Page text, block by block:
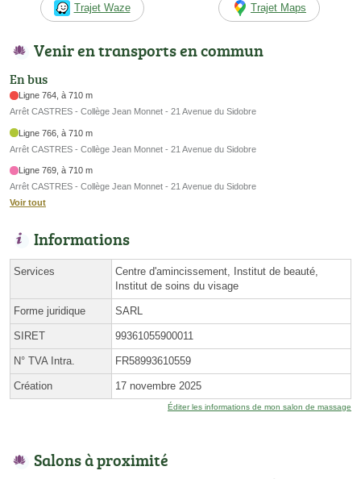
Trajet Waze Trajet Maps
Venir en transports en commun
En bus
Ligne 764, à 710 m
Arrêt CASTRES - Collège Jean Monnet - 21 Avenue du Sidobre
Ligne 766, à 710 m
Arrêt CASTRES - Collège Jean Monnet - 21 Avenue du Sidobre
Ligne 769, à 710 m
Arrêt CASTRES - Collège Jean Monnet - 21 Avenue du Sidobre
Voir tout
Informations
Services
Centre d'amincissement, Institut de beauté,
Institut de soins du visage
Forme juridique SARL
SIRET 99361055900011
N° TVA Intra. FR58993610559
Création 17 novembre 2025
Éditer les informations de mon salon de massage
Salons à proximité